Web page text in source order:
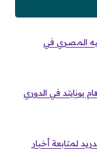
المصري في
يونايتد في الدوري
لمتابعة أخبار